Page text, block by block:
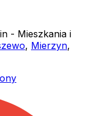
- Mieszkania i
, Mierzyn,